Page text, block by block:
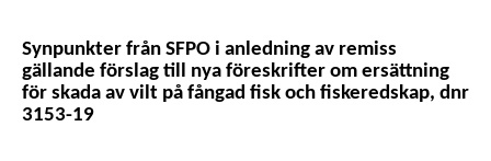
Synpunkter från SFPO i anledning av remiss
gällande förslag till nya föreskrifter om ersättning
för skada av vilt på fångad fisk och fiskeredskap, dnr
3153-19